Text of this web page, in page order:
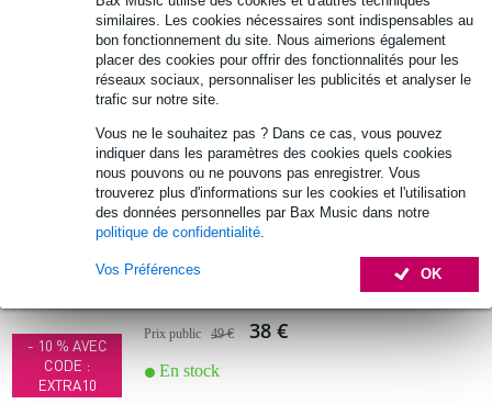
similaires. Les cookies nécessaires sont indispensables au
bon fonctionnement du site. Nous aimerions également
placer des cookies pour offrir des fonctionnalités pour les
réseaux sociaux, personnaliser les publicités et analyser le
trafic sur notre site.
Vous ne le souhaitez pas ? Dans ce cas, vous pouvez
indiquer dans les paramètres des cookies quels cookies
nous pouvons ou ne pouvons pas enregistrer. Vous
trouverez plus d'informations sur les cookies et l'utilisation
des données personnelles par Bax Music dans notre
politique de confidentialité.
OK
Vos Préférences
- 10 % AVEC
Prix public 55 € 49 €
En stock
Également en stock dans
Ajouter au panier
- 10 % AVEC
CODE :
EXTRA10
Hohner Rocket-Amp D harmonica
diatonique
Prix public 49 € 38 €
En stock